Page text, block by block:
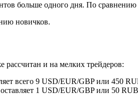
больше одного дня. По
новичков.
и на мелких трейдеров:
всего 9 USD/EUR/GBP или 450
1 USD/EUR/GBP или 50